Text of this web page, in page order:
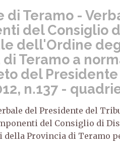
di Teramo -
del Consiglio
dell'Ordine
di Teramo a
del
n.137 -
del Presidente del
del Consiglio di
Provincia di Teramo